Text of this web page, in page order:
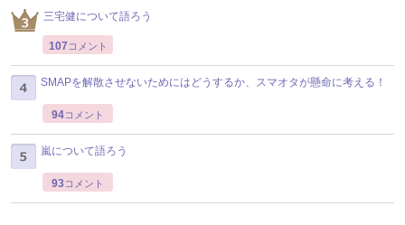
三宅健について語ろう
107 コメント
SMAPを解散させないためにはどうするか、スマオタが懸命に考える！
94コメント
嵐について語ろう
93コメント